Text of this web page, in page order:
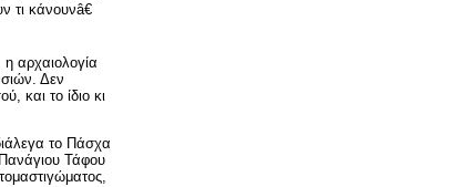
τι κάνουνâ€
αρχαιολογία
Δεν
και το ίδιο κι
το Πάσχα
Τάφου